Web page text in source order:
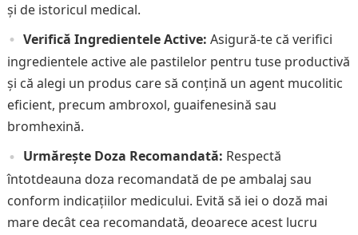
și de istoricul medical.
Verifică Ingredientele Active: Asigură-te că verifici
ingredientele active ale pastilelor pentru tuse productivă
și că alegi un produs care să conțină un agent mucolitic
eficient, precum ambroxol, guaifenesină sau
bromhexină.
Urmărește Doza Recomandată: Respectă
întotdeauna doza recomandată de pe ambalaj sau
conform indicațiilor medicului. Evită să iei o doză mai
mare decât cea recomandată, deoarece acest lucru